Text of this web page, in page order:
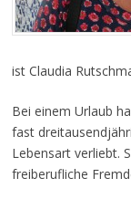
ist Claudia
Bei einem Urlaub
fast
Lebensart verliebt.
freiberufliche